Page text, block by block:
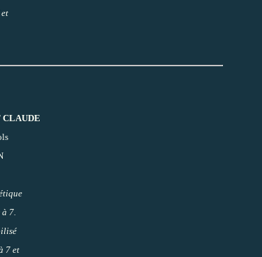
CLAUDE
7.
7 et